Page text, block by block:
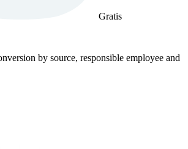
Gratis
by source, responsible employee and